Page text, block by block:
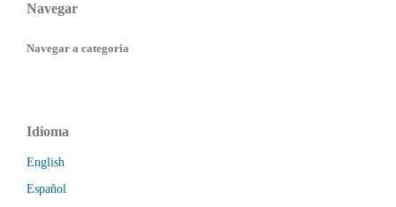
Navegar
Navegar a categoria
Idioma
English
Español